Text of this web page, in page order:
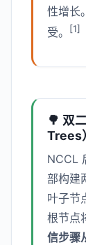
性增长
受。
[1]
🌳 双
Trees
NCCL
部构建
叶子节
根节点
信步骤